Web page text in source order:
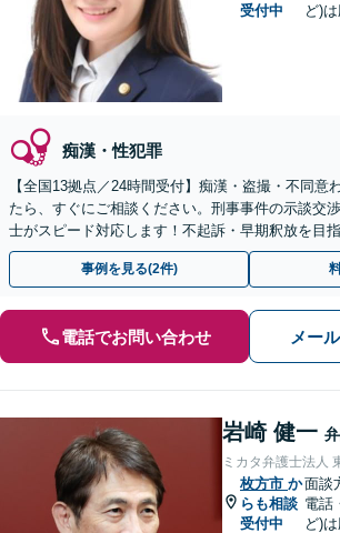
受付中
ど)
痴漢・性犯罪
【全国13拠点／24時間受付】痴漢・盗撮・不同意
たら、すぐにご相談ください。刑事事件の示談交
士がスピード対応します！不起訴・早期釈放を目
動を行います。
事例を見る(2件)
電話でお問い合わせ メー
岩崎 健一
ミカタ弁護士法人
枚方市 か
らも相談
受付中
面談
電話
ど)